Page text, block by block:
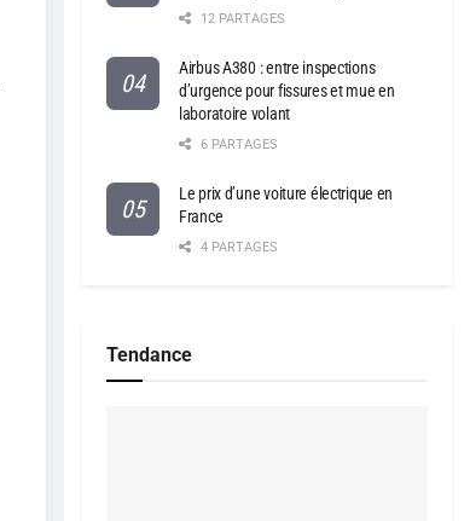
12 PARTAGES
Airbus A380 : entre inspections
d’urgence pour fissures et mue en
laboratoire volant
6 PARTAGES
Le prix d’une voiture électrique en
France
4 PARTAGES
Tendance